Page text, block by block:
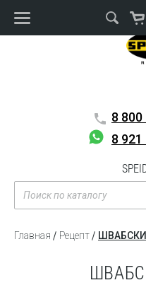
ВОЙТИ
8 800
8
Главная Рецепт